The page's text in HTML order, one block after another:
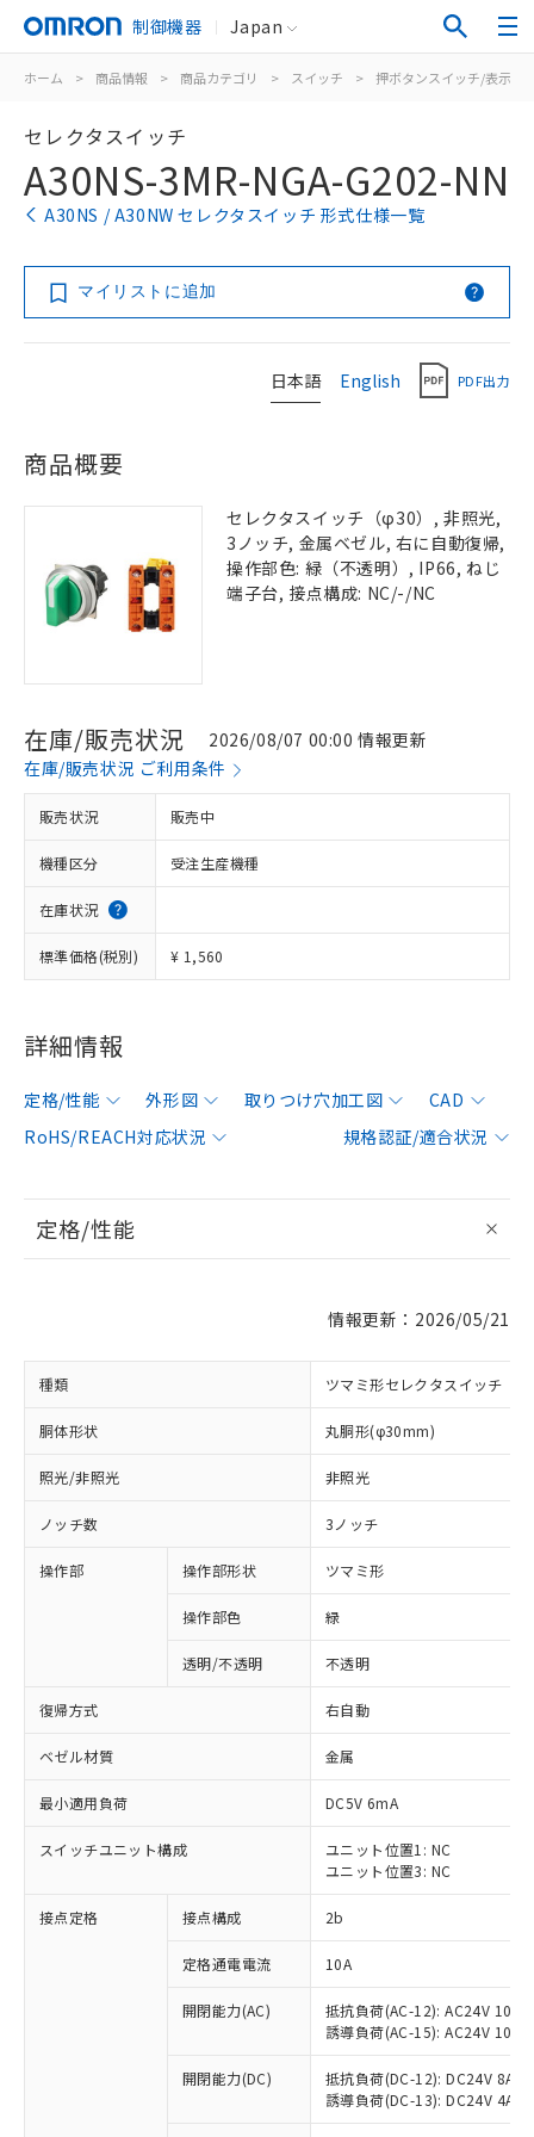
制御機器 Japan
ホーム > 商品情報 > 商品カテゴリ > スイッチ > 押ボタンスイッチ/表示灯
セレクタスイッチ
A30NS-3MR-NGA-G202-NN
A30NS / A30NW セレクタスイッチ 形式仕様一覧
マイリストに追加
日本語 English PDF出力
商品概要
セレクタスイッチ（φ30）, 非照光,
3ノッチ, 金属ベゼル, 右に自動復帰,
操作部色: 緑（不透明）, IP66, ねじ
端子台, 接点構成: NC/-/NC
在庫/販売状況
2026/08/07 00:00 情報更新
在庫/販売状況 ご利用条件
販売状況 販売中
機種区分 受注生産機種
在庫状況
標準価格(税別) ¥ 1,560
詳細情報
定格/性能 外形図 取りつけ穴加工図
CAD
RoHS/REACH対応状況
規格認証/適合状況
定格/性能
情報更新：2026/05/21
種類 ツマミ形セレクタスイッチ
胴体形状 丸胴形(φ30mm)
照光/非照光 非照光
ノッチ数 3ノッチ
操作部 操作部形状 ツマミ形
操作部色 緑
透明/不透明 不透明
復帰方式 右自動
ベゼル材質 金属
最小適用負荷 DC5V 6mA
スイッチユニット構成
ユニット位置1: NC
ユニット位置3: NC
接点定格 接点構成 2b
定格通電電流 10A
開閉能力(AC)
抵抗負荷(AC-12): AC24V 10A/
誘導負荷(AC-15): AC24V
開閉能力(DC)
抵抗負荷(DC-12): DC24V 8A/
誘導負荷(DC-13): DC24V 4A/
※1 対応状況
対応済み：EU RoHS指令（10物質）の
非含有に対応した製品が提供可能な商品で
対応予定：EU RoHS指令（10物質）の非含
有に対応した製品に切り替える予定のある